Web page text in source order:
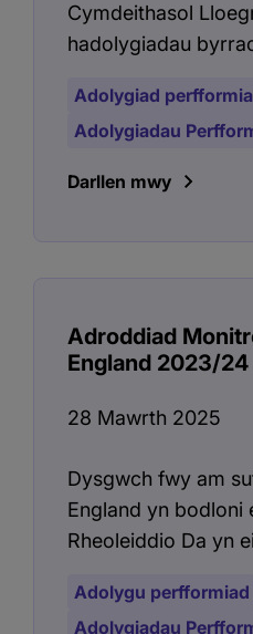
Cymdeithasol
hadolygiadau
Adolygiad
Adolygiadau
Darllen mwy
Adroddiad
England 2023/24
28 Mawrth 2025
Dysgwch fwy am
England yn bodloni
Rheoleiddio Da yn
Adolygu perfformiad
Adolygiadau